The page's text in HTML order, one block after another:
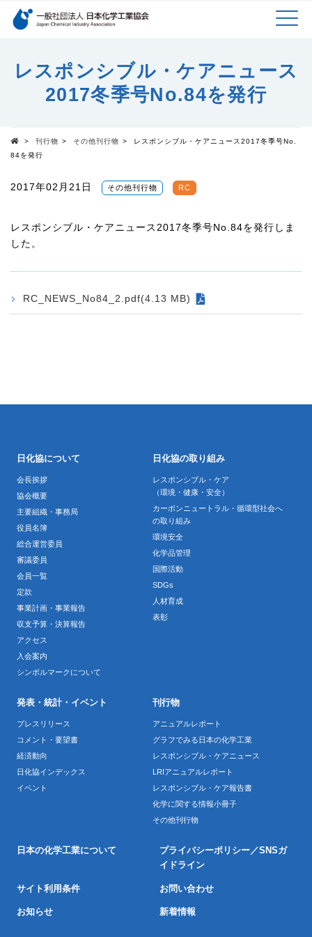
検索キーワード
レスポンシブル・ケアニュース
2017冬季号No.84を発行
Top
> 刊行物 > その他刊行物 >
レスポンシブル・ケアニュース2017冬季号No.
84を発行
2017年02月21日 その他刊行物 RC
レスポンシブル・ケアニュース2017冬季号No.84を発行しま
した。
RC_NEWS_No84_2.pdf(4.13 MB)
日化協について
会長挨拶
協会概要
主要組織・事務局
役員名簿
総合運営委員
審議委員
会員一覧
定款
事業計画・事業報告
収支予算・決算報告
アクセス
入会案内
シンボルマークについて
日化協の取り組み
レスポンシブル・ケア
（環境・健康・安全）
カーボンニュートラル・循環型社会へ
の取り組み
環境安全
化学品管理
国際活動
SDGs
人材育成
表彰
発表・統計・イベント
プレスリリース
コメント・要望書
経済動向
日化協インデックス
イベント
刊行物
アニュアルレポート
グラフでみる日本の化学工業
レスポンシブル・ケアニュース
LRIアニュアルレポート
レスポンシブル・ケア報告書
化学に関する情報小冊子
その他刊行物
日本の化学工業について
プライバシーポリシー／SNSガ
イドライン
サイト利用条件 お問い合わせ
お知らせ 新着情報